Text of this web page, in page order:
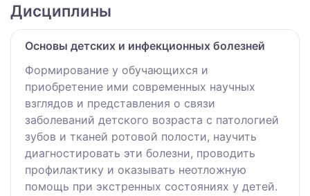
Дисциплины
Основы детских и инфекционных болезней
Формирование у обучающихся и
приобретение ими современных научных
взглядов и представления о связи
заболеваний детского возраста с патологией
зубов и тканей ротовой полости, научить
диагностировать эти болезни, проводить
профилактику и оказывать неотложную
помощь при экстренных состояниях у детей.